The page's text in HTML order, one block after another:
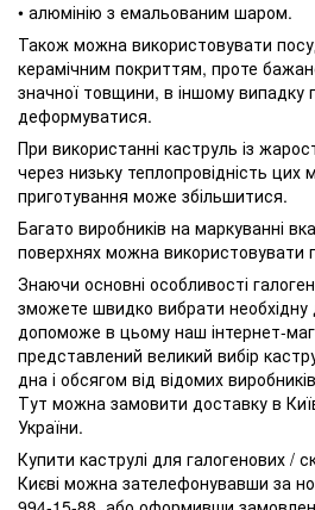
• алюмінію з емальованим шаром.
Також можна використовувати
керамічним покриттям, проте
значної товщини, в іншому випадку
деформуватися.
При використанні каструль із
через низьку теплопровідність цих
приготування може збільшитися.
Багато виробників на маркуванні
поверхнях можна використовувати
Знаючи основні особливості
зможете швидко вибрати необхідну
допоможе в цьому наш інтернет-
представлений великий вибір
дна і обсягом від відомих
Тут можна замовити доставку в
України.
Купити каструлі для галогенових /
Києві можна зателефонувавши за